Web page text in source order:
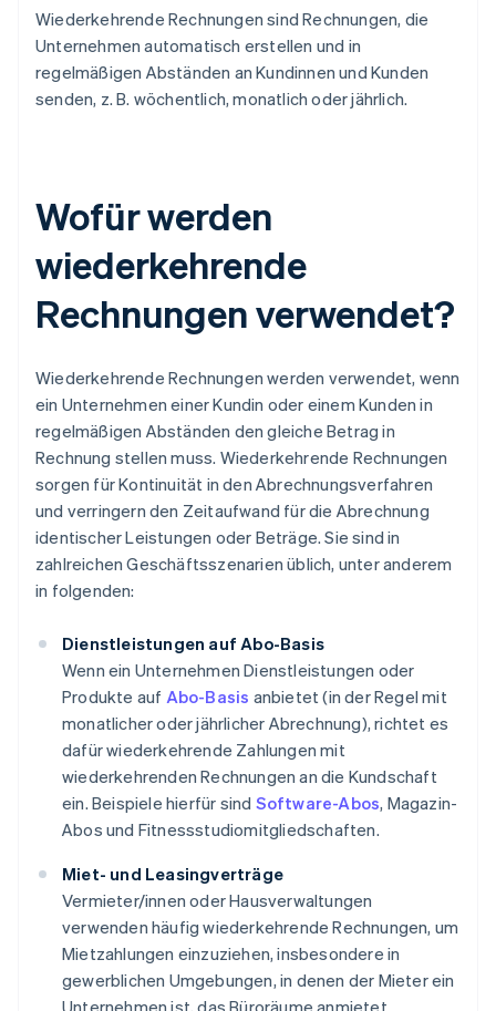
Wiederkehrende Rechnungen sind Rechnungen, die
Unternehmen automatisch erstellen und in
regelmäßigen Abständen an Kundinnen und Kunden
senden, z. B. wöchentlich, monatlich oder jährlich.
Wofür werden
wiederkehrende
Rechnungen verwendet?
Wiederkehrende Rechnungen werden verwendet, wenn
ein Unternehmen einer Kundin oder einem Kunden in
regelmäßigen Abständen den gleiche Betrag in
Rechnung stellen muss. Wiederkehrende Rechnungen
sorgen für Kontinuität in den Abrechnungsverfahren
und verringern den Zeitaufwand für die Abrechnung
identischer Leistungen oder Beträge. Sie sind in
zahlreichen Geschäftsszenarien üblich, unter anderem
in folgenden:
Dienstleistungen auf Abo-Basis
Wenn ein Unternehmen Dienstleistungen oder
Produkte auf Abo-Basis anbietet (in der Regel mit
monatlicher oder jährlicher Abrechnung), richtet es
dafür wiederkehrende Zahlungen mit
wiederkehrenden Rechnungen an die Kundschaft
ein. Beispiele hierfür sind Software-Abos, Magazin-
Abos und Fitnessstudiomitgliedschaften.
Miet- und Leasingverträge
Vermieter/innen oder Hausverwaltungen
verwenden häufig wiederkehrende Rechnungen, um
Mietzahlungen einzuziehen, insbesondere in
gewerblichen Umgebungen, in denen der Mieter ein